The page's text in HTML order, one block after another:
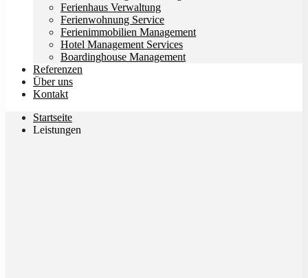
Ferienhaus Verwaltung
Ferienwohnung Service
Ferienimmobilien Management
Hotel Management Services
Boardinghouse Management
Referenzen
Über uns
Kontakt
Startseite
Leistungen